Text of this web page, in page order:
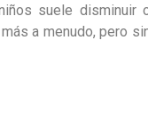
suele disminuir
a menudo, pero